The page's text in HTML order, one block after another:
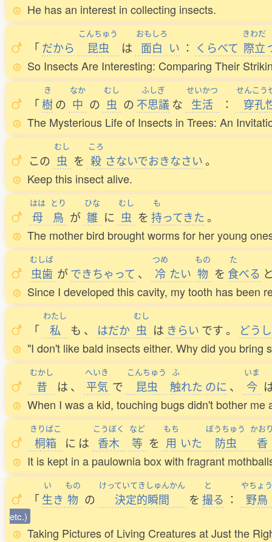
He has an interest in collecting insects.
「だから
こんちゅう
昆虫 は
おもしろ
面白 い ： くらべて
きわだ
際立
So Insects Are Interesting: Comparing Their
「
き
樹の
なか
中 の
むし
虫 の
ふしぎ
不思議な
せいかつ
生活 ：
せんこう
穿孔
The Mysterious Life of Insects in Trees: An
この
むし
虫 を
ころ
殺 さないでおきなさい。
Keep this insect alive.
はは
母
とり
鳥 が
ひな
雛 に
むし
虫 を
も
持ってきた。
The mother bird brought worms for her young
むしば
虫歯 ができちゃって 、
つめ
冷 たい
もの
物 を
た
食べる
Since I developed this cavity, my tooth has been
「
わたし
私 も 、 はだか
むし
虫 は きらい です。
どう
"I don't like bald insects either. Why did you bring
むかし
昔 は 、
へいき
平気 で
こんちゅう
昆虫
ふ
触れた のに 、
いま
今
When I was a kid, touching bugs didn't bother
きりばこ
桐箱 に は
こうぼく
香木
など
等 を
もち
用 いた
ぼうちゅう
防虫
かお
香
It is kept in a paulownia box with fragrant
「
い
生き
もの
物 の
けっていてきしゅんかん
決定的瞬間 を
と
撮る ：
やちょう
野鳥
etc.)
Taking Pictures of Living Creatures at Just the